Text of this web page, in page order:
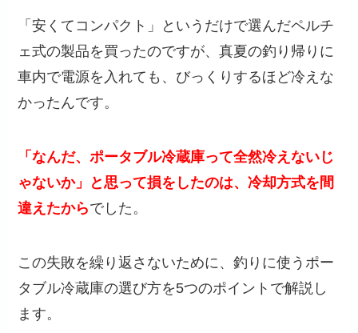
「安くてコンパクト」というだけで選んだペルチ
ェ式の製品を買ったのですが、真夏の釣り帰りに
車内で電源を入れても、びっくりするほど冷えな
かったんです。
「なんだ、ポータブル冷蔵庫って全然冷えないじ
ゃないか」と思って損をしたのは、冷却方式を間
違えたからでした。
この失敗を繰り返さないために、釣りに使うポー
タブル冷蔵庫の選び方を5つのポイントで解説し
ます。